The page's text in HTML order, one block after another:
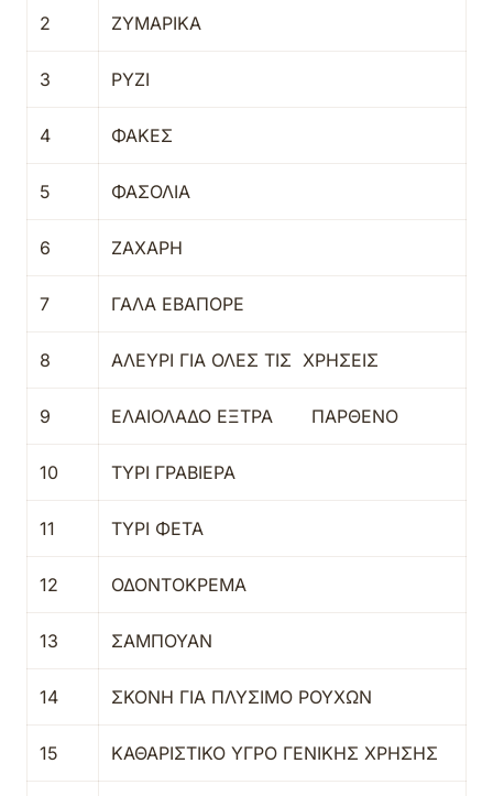
2 ΖΥΜΑΡΙΚΑ
3 ΡΥΖΙ
4 ΦΑΚΕΣ
5 ΦΑΣΟΛΙΑ
6 ΖΑΧΑΡΗ
7 ΓΑΛΑ ΕΒΑΠΟΡΕ
8 ΑΛΕΥΡΙ ΓΙΑ ΟΛΕΣ ΤΙΣ ΧΡΗΣΕΙΣ
9 ΕΛΑΙΟΛΑΔΟ ΕΞΤΡΑ ΠΑΡΘΕΝΟ
10 ΤΥΡΙ ΓΡΑΒΙΕΡΑ
11 ΤΥΡΙ ΦΕΤΑ
12 ΟΔΟΝΤΟΚΡΕΜΑ
13 ΣΑΜΠΟΥΑΝ
14 ΣΚΟΝΗ ΓΙΑ ΠΛΥΣΙΜΟ ΡΟΥΧΩΝ
15 ΚΑΘΑΡΙΣΤΙΚΟ ΥΓΡΟ ΓΕΝΙΚΗΣ ΧΡΗΣΗΣ